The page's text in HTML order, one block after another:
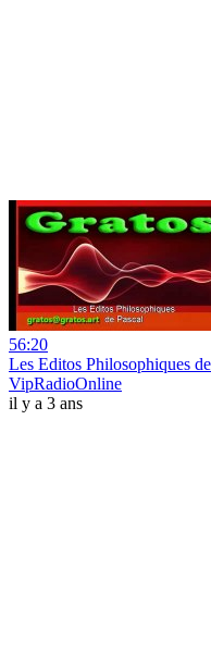
56:20
Les Editos Philosophiques
VipRadioOnline
il y a 3 ans